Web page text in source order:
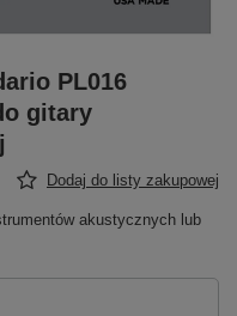
PL016
gitary
Dodaj do listy zakupowej
akustycznych lub